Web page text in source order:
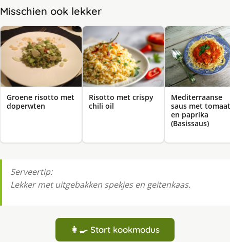
Misschien ook lekker
Groene risotto met
doperwten
Risotto met crispy
chili oil
Mediterraanse
saus met tomaat
en paprika
(Basissaus)
Serveertip:
Lekker met uitgebakken spekjes en geitenkaas.
👩‍🍳 Start kookmodus